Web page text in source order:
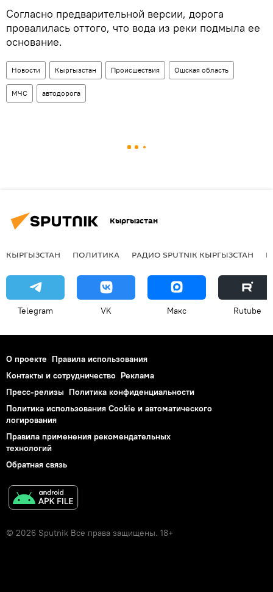
Согласно предварительной версии, дорога
провалилась оттого, что вода из реки подмыла ее
основание.
Новости Кыргызстан Происшествия Ошская область
МЧС автодорога
Кыргызстан
КЫРГЫЗСТАН ПОЛИТИКА РАДИО SPUTNIK КЫРГЫЗСТАН
Telegram VK Макс Rutube
О проекте Правила использования
Контакты и сотрудничество Реклама
Пресс-релизы Политика конфиденциальности
Политика использования Cookie и автоматического
логирования
Правила применения рекомендательных
технологий
Обратная связь
© 2026 Sputnik Все права защищены. 18+